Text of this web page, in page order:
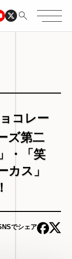
コレー
ズ第二
・「笑
カス」
でシェア